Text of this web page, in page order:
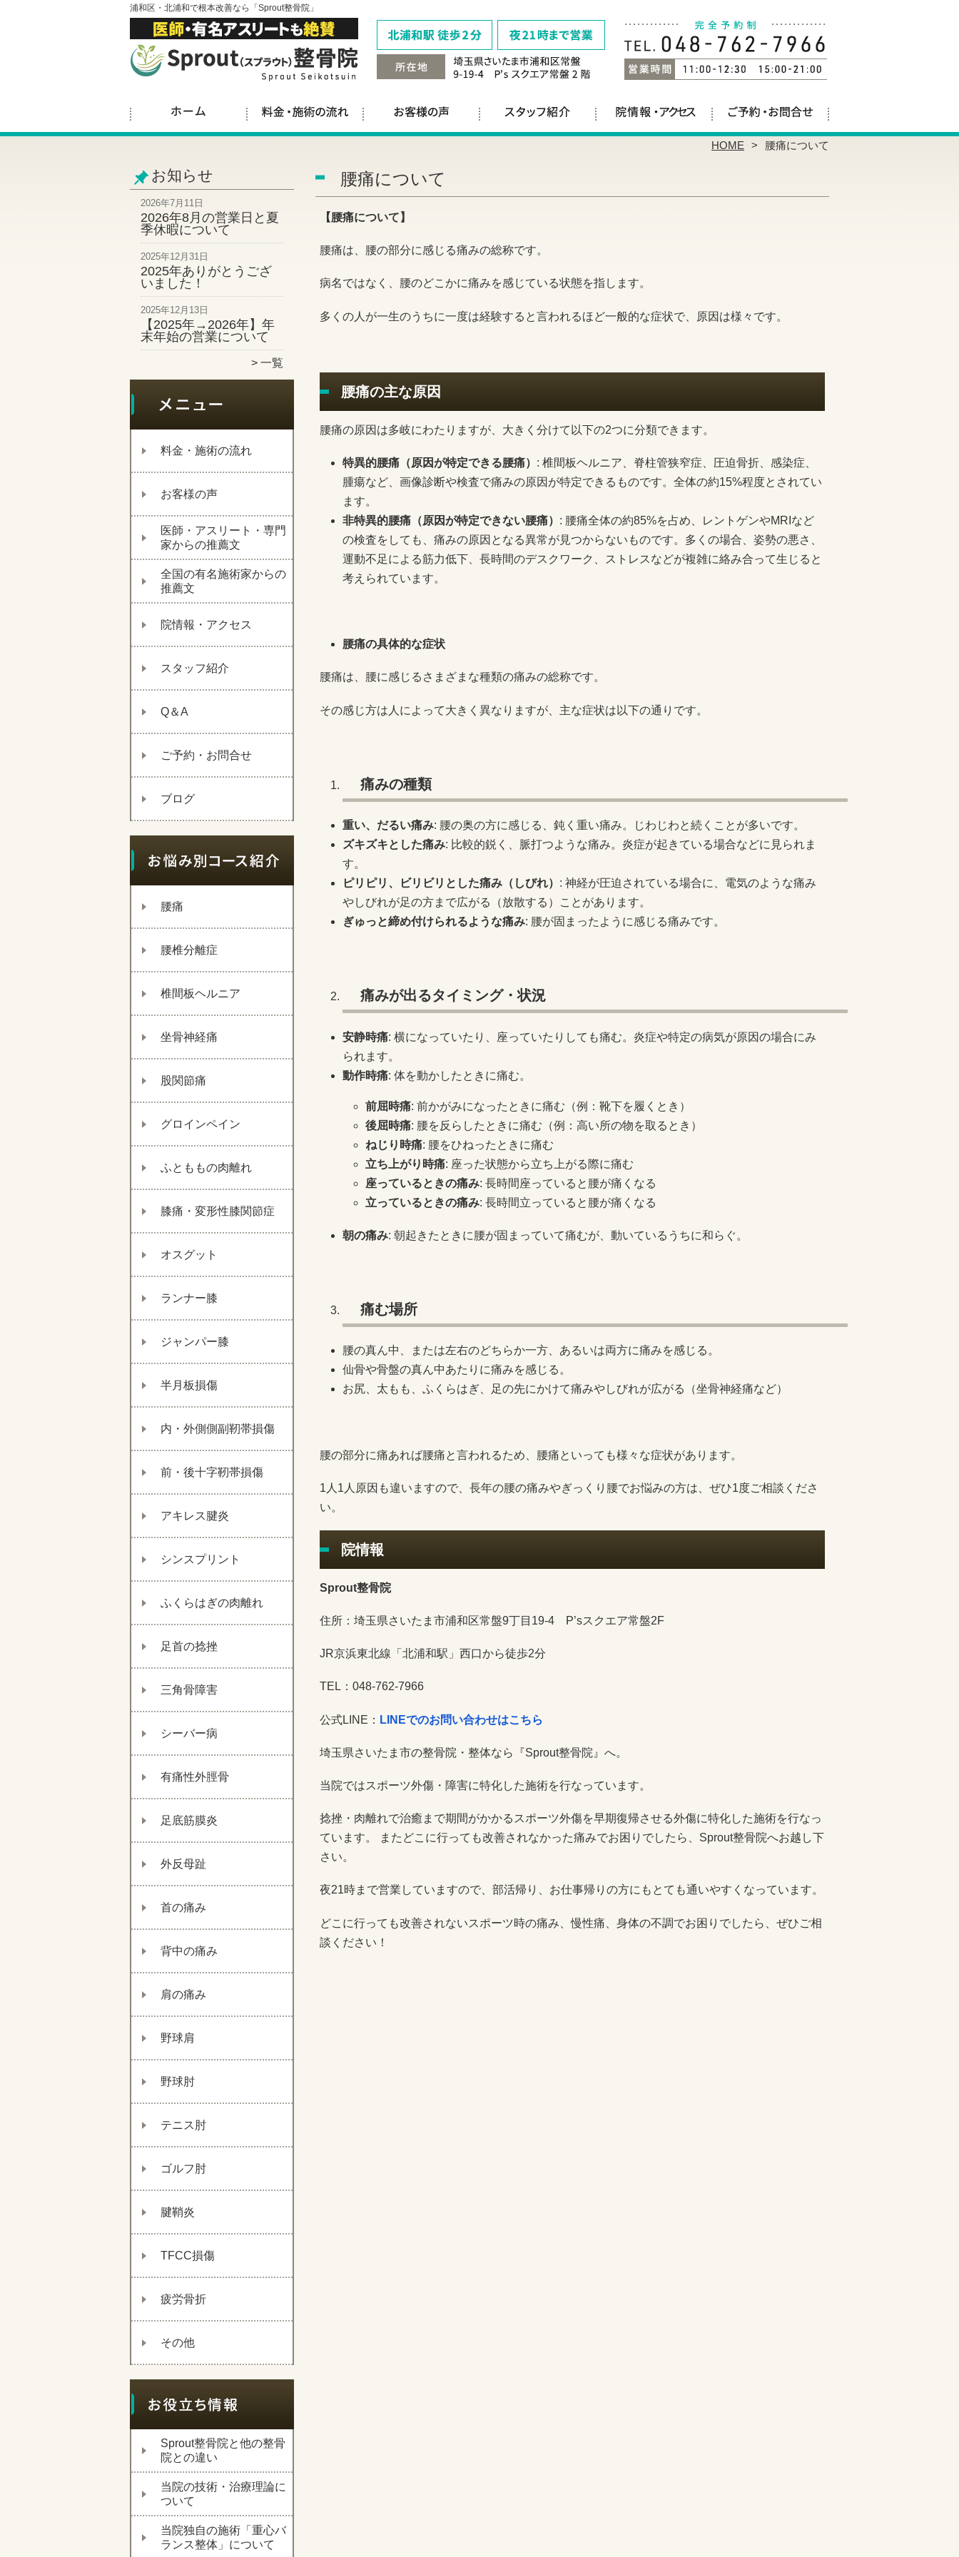
浦和区・北浦和で根本改善なら「Sprout整骨院」
HOME 腰痛について
お知らせ
2026年7月11日
2026年8月の営業日と夏
季休暇について
2025年12月31日
2025年ありがとうござ
いました！
2025年12月13日
【2025年→2026年】年
末年始の営業について
一覧
料金・施術の流れ
お客様の声
医師・アスリート・専門
家からの推薦文
全国の有名施術家からの
推薦文
院情報・アクセス
スタッフ紹介
Q＆A
ご予約・お問合せ
ブログ
腰痛
腰椎分離症
椎間板ヘルニア
坐骨神経痛
股関節痛
グロインペイン
ふとももの肉離れ
膝痛・変形性膝関節症
オスグット
ランナー膝
ジャンパー膝
半月板損傷
内・外側側副靭帯損傷
前・後十字靭帯損傷
アキレス腱炎
シンスプリント
ふくらはぎの肉離れ
足首の捻挫
三角骨障害
シーバー病
有痛性外脛骨
足底筋膜炎
外反母趾
首の痛み
背中の痛み
肩の痛み
野球肩
野球肘
テニス肘
ゴルフ肘
腱鞘炎
TFCC損傷
疲労骨折
その他
Sprout整骨院と他の整骨
院との違い
当院の技術・治療理論に
ついて
当院独自の施術「重心バ
ランス整体」について
腰痛について
【腰痛について】
腰痛は、腰の部分に感じる痛みの総称です。
病名ではなく、腰のどこかに痛みを感じている状態を指します。
多くの人が一生のうちに一度は経験すると言われるほど一般的な症状で、原因は様々です。
腰痛の主な原因
腰痛の原因は多岐にわたりますが、大きく分けて以下の2つに分類できます。
特異的腰痛（原因が特定できる腰痛） : 椎間板ヘルニア、脊柱管狭窄症、圧迫骨折、感染症、
腫瘍など、画像診断や検査で痛みの原因が特定できるものです。全体の約15%程度とされてい
ます。
非特異的腰痛（原因が特定できない腰痛） : 腰痛全体の約85%を占め、レントゲンやMRIなど
の検査をしても、痛みの原因となる異常が見つからないものです。多くの場合、姿勢の悪さ、
運動不足による筋力低下、長時間のデスクワーク、ストレスなどが複雑に絡み合って生じると
考えられています。
腰痛の具体的な症状
腰痛は、腰に感じるさまざまな種類の痛みの総称です。
その感じ方は人によって大きく異なりますが、主な症状は以下の通りです。
痛みの種類
重い、だるい痛み: 腰の奥の方に感じる、鈍く重い痛み。じわじわと続くことが多いです。
ズキズキとした痛み: 比較的鋭く、脈打つような痛み。炎症が起きている場合などに見られま
す。
ピリピリ、ビリビリとした痛み（しびれ） : 神経が圧迫されている場合に、電気のような痛み
やしびれが足の方まで広がる（放散する）ことがあります。
ぎゅっと締め付けられるような痛み: 腰が固まったように感じる痛みです。
痛みが出るタイミング・状況
安静時痛: 横になっていたり、座っていたりしても痛む。炎症や特定の病気が原因の場合にみ
られます。
動作時痛: 体を動かしたときに痛む。
前屈時痛: 前かがみになったときに痛む（例：靴下を履くとき）
後屈時痛: 腰を反らしたときに痛む（例：高い所の物を取るとき）
ねじり時痛: 腰をひねったときに痛む
立ち上がり時痛: 座った状態から立ち上がる際に痛む
座っているときの痛み: 長時間座っていると腰が痛くなる
立っているときの痛み: 長時間立っていると腰が痛くなる
朝の痛み: 朝起きたときに腰が固まっていて痛むが、動いているうちに和らぐ。
痛む場所
腰の真ん中、または左右のどちらか一方、あるいは両方に痛みを感じる。
仙骨や骨盤の真ん中あたりに痛みを感じる。
お尻、太もも、ふくらはぎ、足の先にかけて痛みやしびれが広がる（坐骨神経痛など）
腰の部分に痛あれば腰痛と言われるため、腰痛といっても様々な症状があります。
1人1人原因も違いますので、長年の腰の痛みやぎっくり腰でお悩みの方は、ぜひ1度ご相談くださ
い。
院情報
Sprout整骨院
住所：埼玉県さいたま市浦和区常盤9丁目19-4 P’sスクエア常盤2F
JR京浜東北線「北浦和駅」西口から徒歩2分
TEL：048-762-7966
公式LINE： LINEでのお問い合わせはこちら
埼玉県さいたま市の整骨院・整体なら『Sprout整骨院』へ。
当院ではスポーツ外傷・障害に特化した施術を行なっています。
捻挫・肉離れで治癒まで期間がかかるスポーツ外傷を早期復帰させる外傷に特化した施術を行なっ
ています。 またどこに行っても改善されなかった痛みでお困りでしたら、Sprout整骨院へお越し下
さい。
夜21時まで営業していますので、部活帰り、お仕事帰りの方にもとても通いやすくなっています。
どこに行っても改善されないスポーツ時の痛み、慢性痛、身体の不調でお困りでしたら、ぜひご相
談ください！